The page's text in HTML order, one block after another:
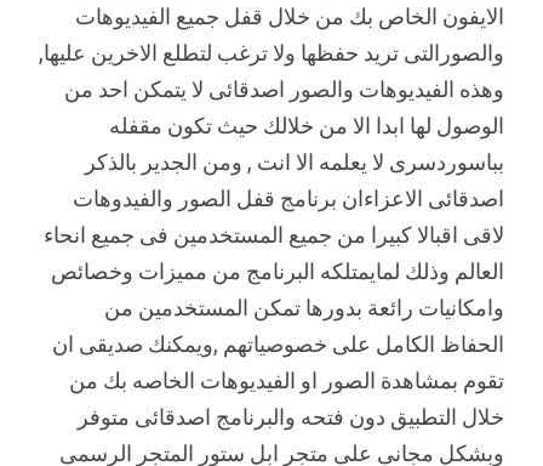
الايفون الخاص بك من خلال قفل جميع الفيديوهات
والصورالتى تريد حفظها ولا ترغب لتطلع الاخرين عليها,
وهذه الفيديوهات والصور اصدقائى لا يتمكن احد من
الوصول لها ابدا الا من خلالك حيث تكون مقفله
بباسوردسرى لا يعلمه الا انت , ومن الجدير بالذكر
اصدقائى الاعزاءان برنامج قفل الصور والفيدوهات
لاقى اقبالا كبيرا من جميع المستخدمين فى جميع انحاء
العالم وذلك لمايمتلكه البرنامج من مميزات وخصائص
وامكانيات رائعة بدورها تمكن المستخدمين من
الحفاظ الكامل على خصوصياتهم ,ويمكنك صديقى ان
تقوم بمشاهدة الصور او الفيديوهات الخاصه بك من
خلال التطبيق دون فتحه والبرنامج اصدقائى متوفر
وبشكل مجانى على متجر ابل ستور المتجر الرسمى